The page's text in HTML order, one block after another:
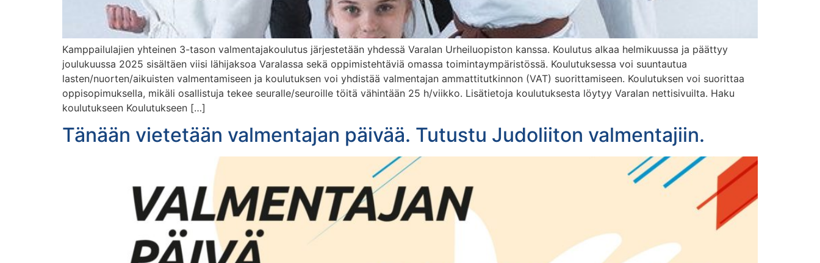
Kamppailulajien yhteinen 3-tason valmentajakoulutus järjestetään yhdessä Varalan Urheiluopiston kanssa. Koulutus alkaa helmikuussa ja päättyy
joulukuussa 2025 sisältäen viisi lähijaksoa Varalassa sekä oppimistehtäviä omassa toimintaympäristössä. Koulutuksessa voi suuntautua
lasten/nuorten/aikuisten valmentamiseen ja koulutuksen voi yhdistää valmentajan ammattitutkinnon (VAT) suorittamiseen. Koulutuksen voi suorittaa
oppisopimuksella, mikäli osallistuja tekee seuralle/seuroille töitä vähintään 25 h/viikko. Lisätietoja koulutuksesta löytyy Varalan nettisivuilta. Haku
koulutukseen Koulutukseen […]
Tänään vietetään valmentajan päivää. Tutustu Judoliiton valmentajiin.